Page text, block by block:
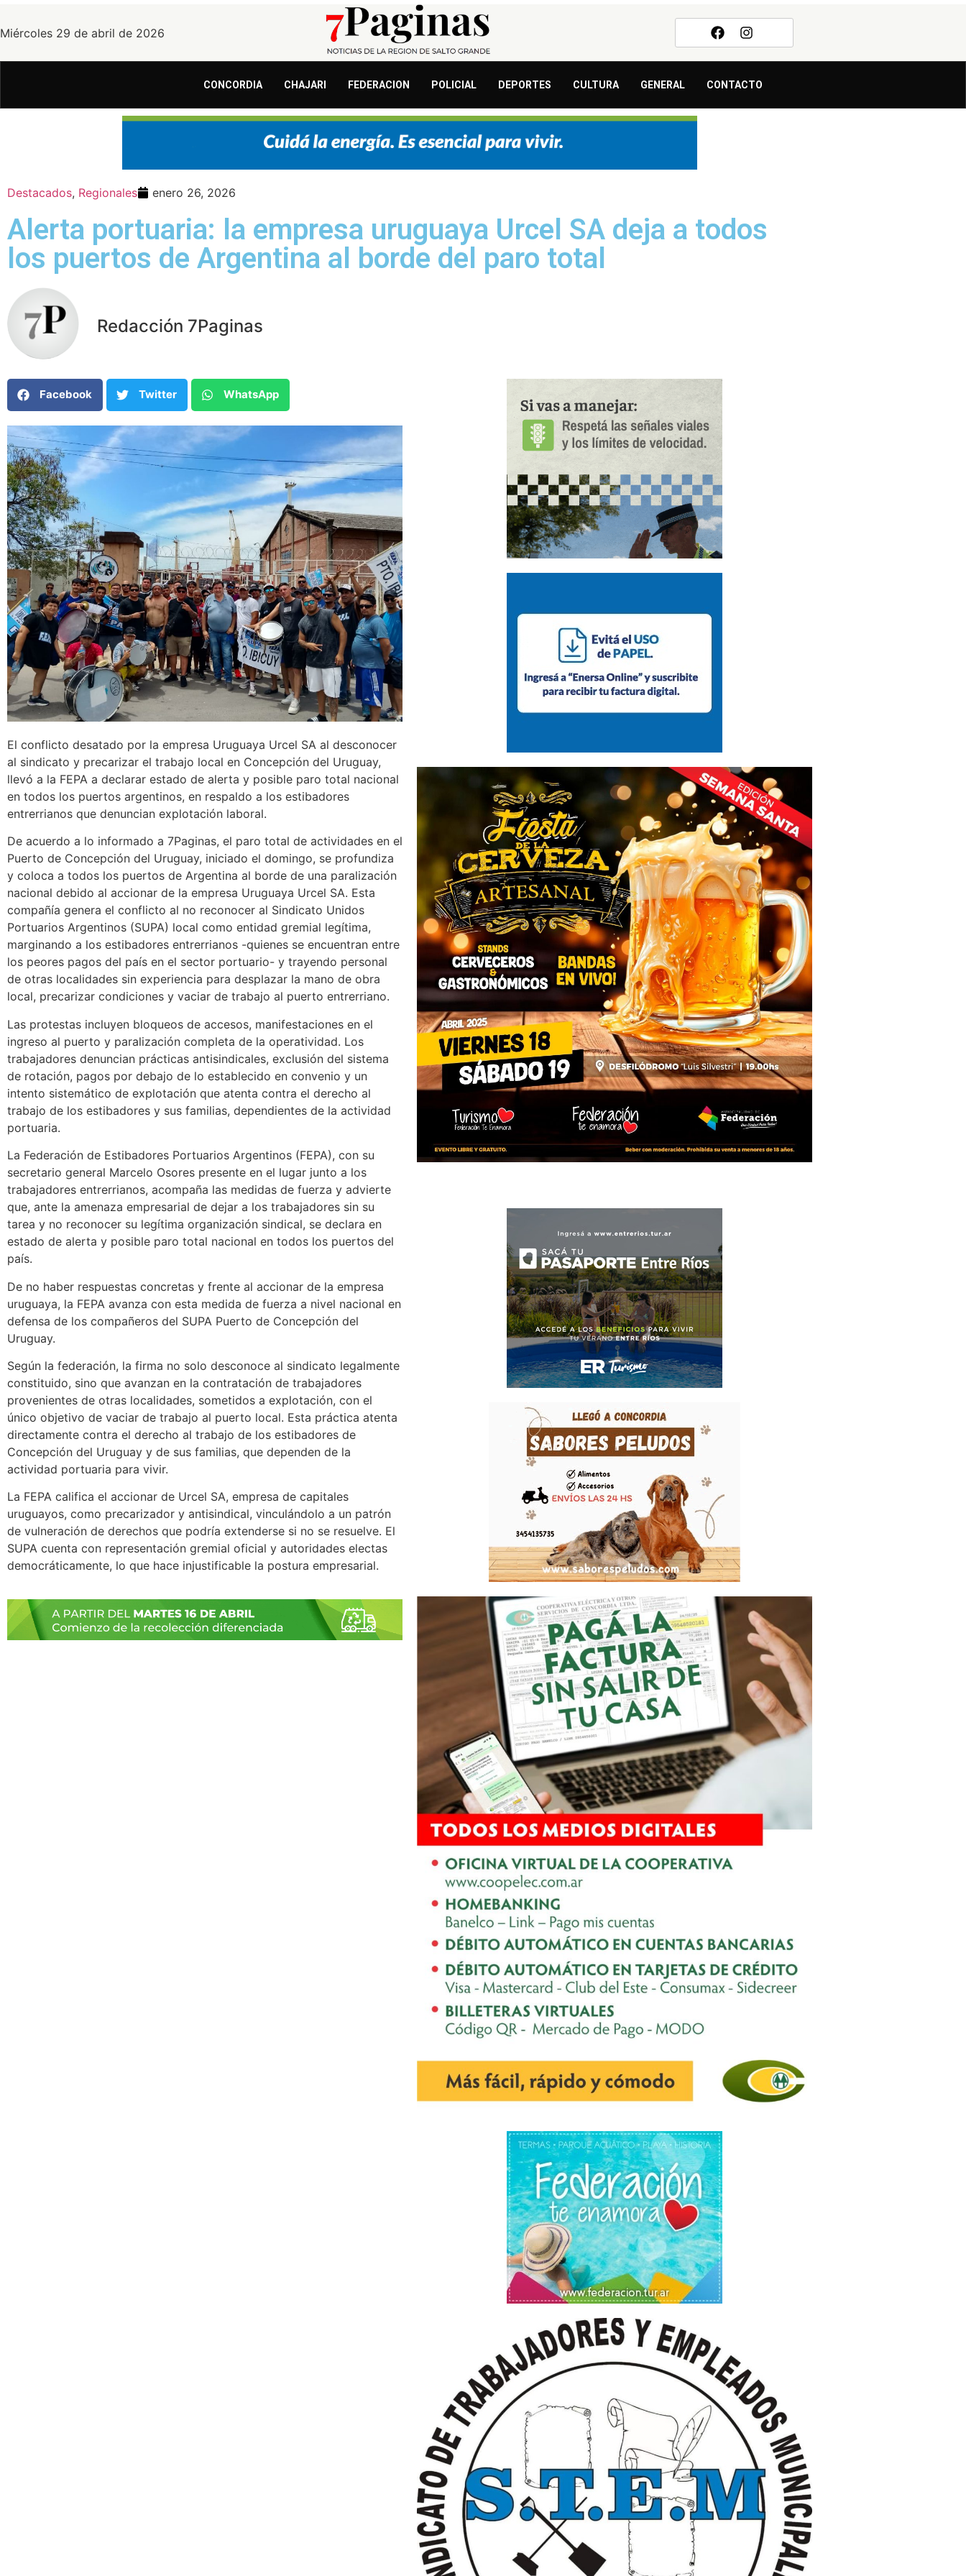
Miércoles 29 de abril de 2026
CONCORDIA CHAJARI FEDERACION POLICIAL DEPORTES CULTURA GENERAL CONTACTO
Destacados, Regionales enero 26, 2026
Alerta portuaria: la empresa uruguaya Urcel SA deja a todos
los puertos de Argentina al borde del paro total
Redacción 7Paginas
Facebook Twitter WhatsApp
El conflicto desatado por la empresa Uruguaya Urcel SA al desconocer
al sindicato y precarizar el trabajo local en Concepción del Uruguay,
llevó a la FEPA a declarar estado de alerta y posible paro total nacional
en todos los puertos argentinos, en respaldo a los estibadores
entrerrianos que denuncian explotación laboral.
De acuerdo a lo informado a 7Paginas, el paro total de actividades en el
Puerto de Concepción del Uruguay, iniciado el domingo, se profundiza
y coloca a todos los puertos de Argentina al borde de una paralización
nacional debido al accionar de la empresa Uruguaya Urcel SA. Esta
compañía genera el conflicto al no reconocer al Sindicato Unidos
Portuarios Argentinos (SUPA) local como entidad gremial legítima,
marginando a los estibadores entrerrianos -quienes se encuentran entre
los peores pagos del país en el sector portuario- y trayendo personal
de otras localidades sin experiencia para desplazar la mano de obra
local, precarizar condiciones y vaciar de trabajo al puerto entrerriano.
Las protestas incluyen bloqueos de accesos, manifestaciones en el
ingreso al puerto y paralización completa de la operatividad. Los
trabajadores denuncian prácticas antisindicales, exclusión del sistema
de rotación, pagos por debajo de lo establecido en convenio y un
intento sistemático de explotación que atenta contra el derecho al
trabajo de los estibadores y sus familias, dependientes de la actividad
portuaria.
La Federación de Estibadores Portuarios Argentinos (FEPA), con su
secretario general Marcelo Osores presente en el lugar junto a los
trabajadores entrerrianos, acompaña las medidas de fuerza y advierte
que, ante la amenaza empresarial de dejar a los trabajadores sin su
tarea y no reconocer su legítima organización sindical, se declara en
estado de alerta y posible paro total nacional en todos los puertos del
país.
De no haber respuestas concretas y frente al accionar de la empresa
uruguaya, la FEPA avanza con esta medida de fuerza a nivel nacional en
defensa de los compañeros del SUPA Puerto de Concepción del
Uruguay.
Según la federación, la firma no solo desconoce al sindicato legalmente
constituido, sino que avanzan en la contratación de trabajadores
provenientes de otras localidades, sometidos a explotación, con el
único objetivo de vaciar de trabajo al puerto local. Esta práctica atenta
directamente contra el derecho al trabajo de los estibadores de
Concepción del Uruguay y de sus familias, que dependen de la
actividad portuaria para vivir.
La FEPA califica el accionar de Urcel SA, empresa de capitales
uruguayos, como precarizador y antisindical, vinculándolo a un patrón
de vulneración de derechos que podría extenderse si no se resuelve. El
SUPA cuenta con representación gremial oficial y autoridades electas
democráticamente, lo que hace injustificable la postura empresarial.